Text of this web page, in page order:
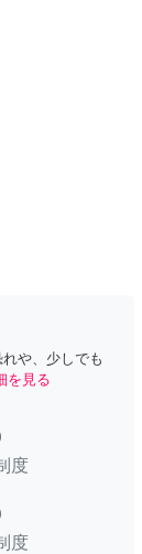
や、少しでも
を見る
度
度